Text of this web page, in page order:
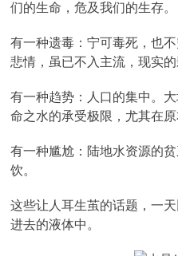
们的生命，危及我们的生存。
有一种遗毒：宁可毒死，也
悲情，虽已不入主流，现实的
有一种趋势：人口的集中。
命之水的承受极限，尤其在原
有一种尴尬：陆地水资源的
饮。
这些让人耳生茧的话题，一
进去的液体中。